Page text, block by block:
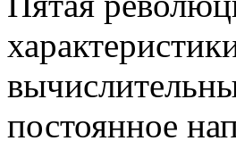
постоянное